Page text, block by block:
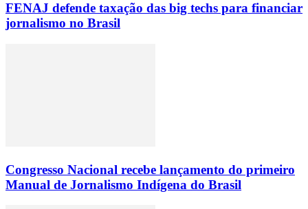
FENAJ defende taxação das big techs para financiar
jornalismo no Brasil
Congresso Nacional recebe lançamento do primeiro
Manual de Jornalismo Indígena do Brasil